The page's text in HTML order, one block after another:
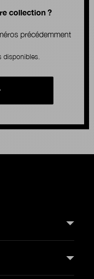
collection ?
précédemment
disponibles.